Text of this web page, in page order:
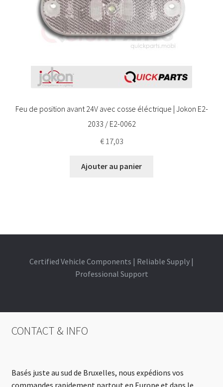
Feu de position avant 24V avec cosse éléctrique | Jokon E2-
2033 / E2-0062
€17,03
Ajouter au panier
Certified Vehicle Components | Reliable Supply |
Professional Support
CONTACT & INFO
Basés juste au sud de Bruxelles, nous expédions vos